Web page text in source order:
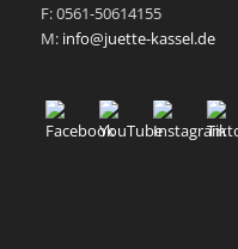
F: 0561-50614155
M: info@juette-kassel.de